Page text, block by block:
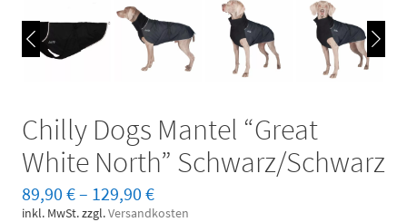
Chilly Dogs Mantel “Great
White North” Schwarz/Schwarz
89,90 €– 129,90 €
inkl. MwSt.zzgl.Versandkosten